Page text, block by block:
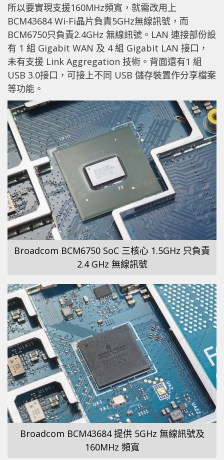
所以要實現支援160MHz頻寬，就需改用上
BCM43684 Wi-Fi晶片負責5GHz無線訊號，而
BCM6750只負責2.4GHz 無線訊號。LAN 連接部份設
有 1 組 Gigabit WAN 及 4 組 Gigabit LAN 接口，
未有支援 Link Aggregation 技術。背面還有1 組
USB 3.0接口，可接上不同 USB 儲存裝置作分享檔案
等功能。
Broadcom BCM6750 SoC 三核心 1.5GHz 只負責
2.4 GHz 無線訊號
Broadcom BCM43684 提供 5GHz 無線訊號及
160MHz 頻寬